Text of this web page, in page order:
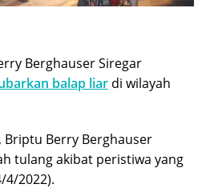
Berghauser Siregar
balap liar di wilayah
Berry Berghauser
tulangakibat peristiwa yang
4/2022).